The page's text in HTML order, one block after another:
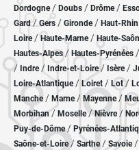
Dordogne/ Doubs / Drôme/
Gard/Gers / Gironde/ Haut-Rhin
Loire/Haute-Marne/ Haute-
Hautes-Alpes/ Hautes-Pyrénées /
/ Indre/ Indre-et-Loire/ Isère/
Loire-Atlantique/ Loiret / Lot/
Manche/ Marne/ Mayenne/
Morbihan/ Moselle/ Nièvre /
Puy-de-Dôme/ Pyrénées-
Saône-et-Loire/ Sarthe/ Savoie/